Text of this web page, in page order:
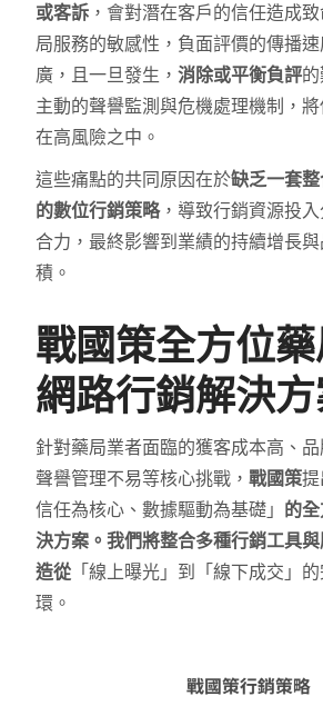
或客訴 ，會對潛在客戶的信任造成
局服務的敏感性，負面評價的傳播
廣，且一旦發生，消除或平衡負評
主動的聲譽監測與危機處理機制，
在高風險之中。
這些痛點的共同原因在於缺乏一套
的數位行銷策略，導致行銷資源投
合力，最終影響到業績的持續增長
積。
戰國策全方位
網路行銷解決
針對藥局業者面臨的獲客成本高、品
聲譽管理不易等核心挑戰，戰國策
信任為核心、數據驅動為基礎」 的
決方案。我們將整合多種行銷工具
造從 「線上曝光」到「線下成交」
環。